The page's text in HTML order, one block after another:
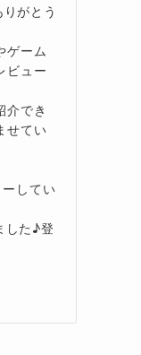
がとう
ゲーム
ビュー
介でき
せてい
してい
した♪登